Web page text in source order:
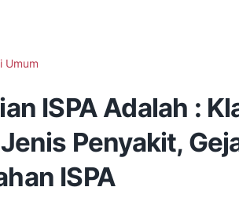
Umum
ISPA Adalah :
Penyakit,
ISPA